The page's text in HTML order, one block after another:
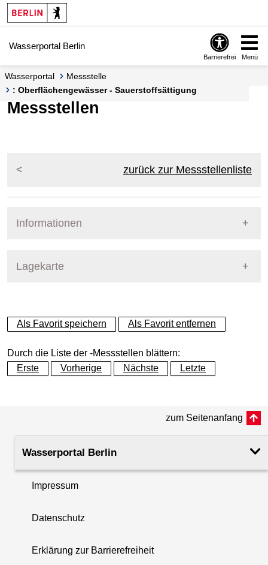
Springe zur Navigation
Springe zum Inhalt
Wasserportal Berlin
Barrierefrei Menü
Wasserportal
Messstelle
: Oberflächengewässer - Sauerstoffsättigung
Messstellen
zurück zur Messstellenliste
Informationen
Lagekarte
+
−
Als Favorit speichern Als Favorit entfernen
Durch die Liste der -Messstellen blättern:
Erste
Vorherige Nächste Letzte
zum Seitenanfang
Wasserportal Berlin
Impressum
Datenschutz
Erklärung zur Barrierefreiheit